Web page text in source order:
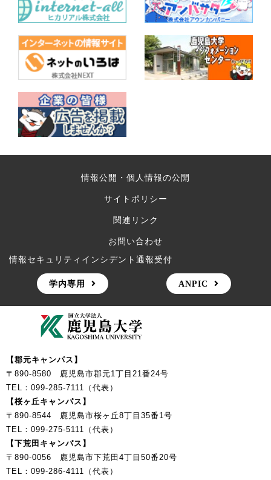
情報公開・個人情報の公開
サイトポリシー
関連リンク
お問い合わせ
情報セキュリティインシデント通報受付
学内専用 ANPIC
【郡元キャンパス】
〒890-8580 鹿児島市郡元1丁目21番24号
TEL：099-285-7111（代表）
【桜ヶ丘キャンパス】
〒890-8544 鹿児島市桜ヶ丘8丁目35番1号
TEL：099-275-5111（代表）
【下荒田キャンパス】
〒890-0056 鹿児島市下荒田4丁目50番20号
TEL：099-286-4111（代表）